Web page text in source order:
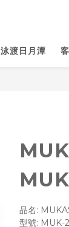
泳渡日月潭
品名:
型號: MUK-